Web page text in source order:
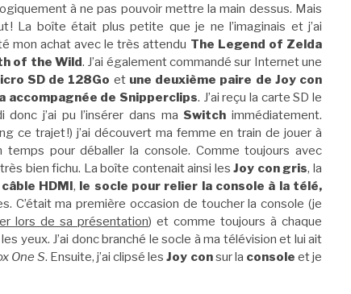
à ne pas pouvoir mettre la main dessus. Mais
! La boîte était plus petite que je ne l’imaginais et j’ai
mon achat avec le très attendu The Legend of Zelda
of the Wild. J’ai également commandé sur Internet une
SD de 128Go et une deuxième paire de Joy con
accompagnée de Snipperclips. J’ai reçu la carte SD le
donc j’ai pu l’insérer dans ma Switch immédiatement.
ce trajet !) j’ai découvert ma femme en train de jouer à
temps pour déballer la console. Comme toujours avec
bien fichu. La boîte contenait ainsi lesJoy con gris, la
câble HDMI, le socle pour relier la console à la télé,
C’était ma première occasion de toucher la console (je
lors de sa présentation) et comme toujours à chaque
yeux. J’ai donc branché le socle à ma télévision et lui ait
One S. Ensuite, j’ai clipsé lesJoy consur la console et je